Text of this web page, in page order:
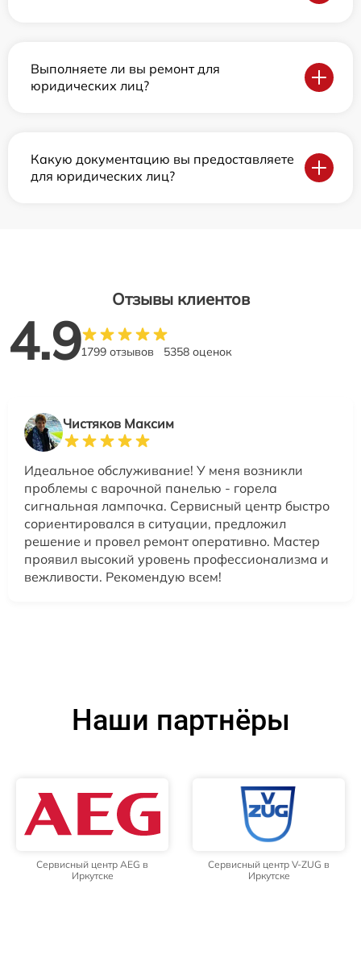
Выполняете ли вы ремонт для
юридических лиц?
Какую документацию вы предоставляете
для юридических лиц?
Отзывы клиентов
4.91799 отзывов 5358 оценок
Чистяков Максим
Идеальное обслуживание! У меня возникли
проблемы с варочной панелью - горела
сигнальная лампочка. Сервисный центр быстро
сориентировался в ситуации, предложил
решение и провел ремонт оперативно. Мастер
проявил высокий уровень профессионализма и
вежливости. Рекомендую всем!
Наши партнёры
Сервисный центр AEG в
Иркутске
Сервисный центр V-ZUG в
Иркутске